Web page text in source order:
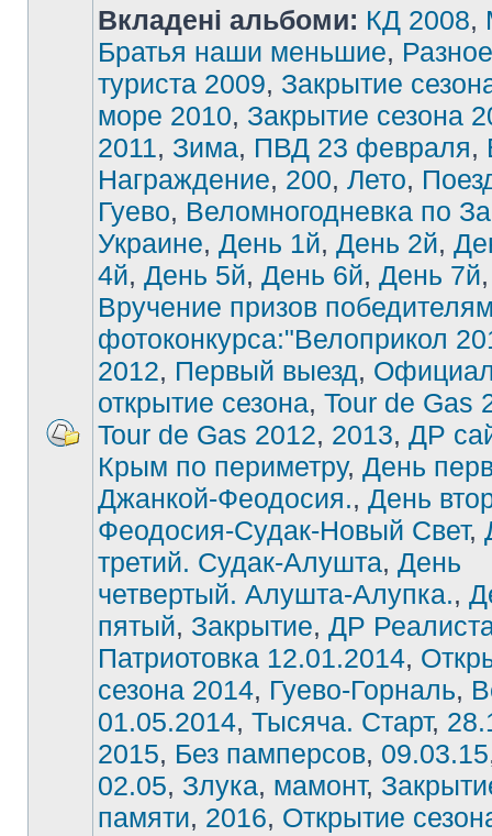
Вкладені альбоми: КД 2008,
Братья наши меньшие, Разное
туриста 2009, Закрытие
море 2010, Закрытие сезона
2011, Зима, ПВД 23 февраля,
Награждение, 200, Лето,
Гуево, Веломногодневка по
Украине, День 1й, День 2й,
4й, День 5й, День 6й, День 7й,
Вручение призов
фотоконкурса:"Велоприкол
2012, Первый выезд,
открытие сезона, Tour de Gas
Tour de Gas 2012, 2013, ДР
Крым по периметру, День
Джанкой-Феодосия., День
Феодосия-Судак-Новый Свет,
третий. Судак-Алушта, День
четвертый. Алушта-Алупка.,
пятый, Закрытие, ДР
Патриотовка 12.01.2014,
сезона 2014, Гуево-Горналь,
01.05.2014, Тысяча. Старт,
2015, Без памперсов, 09.03.15
02.05, Злука, мамонт,
памяти, 2016, Открытие